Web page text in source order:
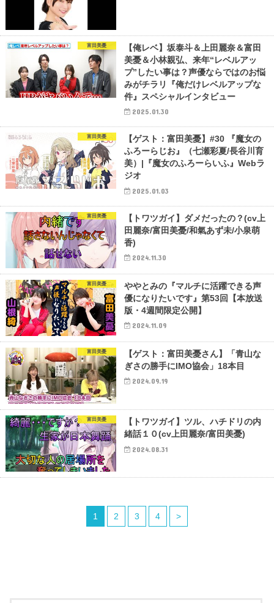
富田美憂
【俺レベ】坂泰斗＆上田麗奈＆富田
美憂＆小林親弘、来年“レベルアッ
プ”したい事は？声優ならではのお悩
みがチラリ『俺だけレベルアップな
件』スペシャルインタビュー
2025.01.30
富田美憂
【ゲスト：富田美憂】#30 『魔女の
ふろーらじお』（七瀬彩夏/長谷川育
美）|『魔女のふろーらいふ』Webラ
ジオ
2025.01.03
富田美憂
【トワツガイ】ダメだったの？(cv上
田麗奈/富田美憂/和氣あず未/小泉萌
香)
2024.11.30
富田美憂
ややとみの『マルチに活躍できる声
優になりたいです』第53回【本放送
版・4週間限定公開】
2024.11.09
富田美憂
【ゲスト：富田美憂さん】「青山な
ぎさの勝手にIMO協会」18本目
2024.09.19
富田美憂
【トワツガイ】ツル、ハチドリの内
緒話１０(cv上田麗奈/富田美憂)
2024.08.31
1 2 3 4 >